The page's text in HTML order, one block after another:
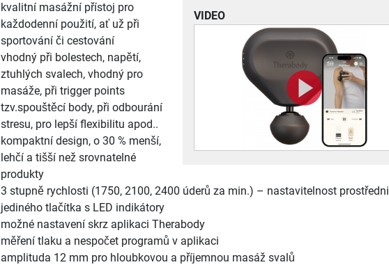
VIDEO
kvalitní masážní přístoj pro
každodenní použití, ať už při
sportování či cestování
vhodný při bolestech, napětí,
ztuhlých svalech, vhodný pro
masáže, při trigger points
tzv.spouštěcí body, při odbourání
stresu, pro lepší flexibilitu apod..
kompaktní design, o 30 % menší,
lehčí a tišší než srovnatelné
produkty
3 stupně rychlosti (1750, 2100, 2400 úderů za min.) – nastavitelnost
jediného tlačítka s LED indikátory
možné nastavení skrz aplikaci Therabody
měření tlaku a nespočet programů v aplikaci
amplituda 12 mm pro hloubkovou a příjemnou masáž svalů